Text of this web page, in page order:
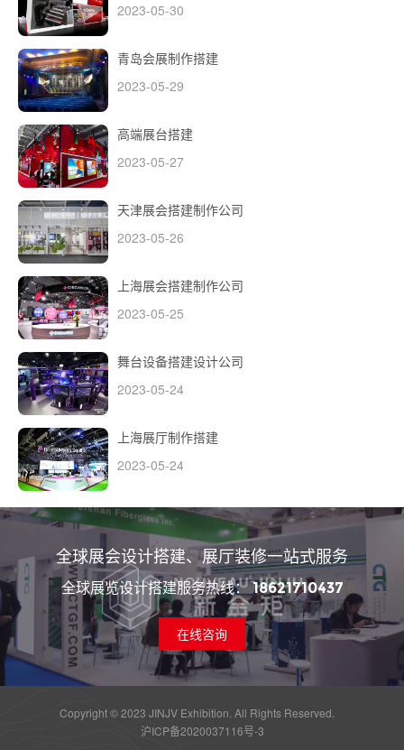
2023-05-30
青岛会展制作搭建
2023-05-29
高端展台搭建
2023-05-27
天津展会搭建制作公司
2023-05-26
上海展会搭建制作公司
2023-05-25
舞台设备搭建设计公司
2023-05-24
上海展厅制作搭建
2023-05-24
全球展会设计搭建、展厅装修一站式服务
全球展览设计搭建服务热线：18621710437
在线咨询
Copyright © 2023 JINJV Exhibition. All Rights Reserved.
沪ICP备2020037116号-3